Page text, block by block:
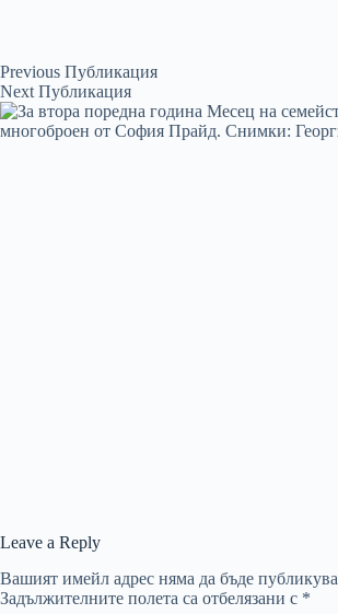
Previous Публикация
Next Публикация
Leave a Reply
Вашият имейл адрес няма да бъде
Задължителните полета са отбелязани с *